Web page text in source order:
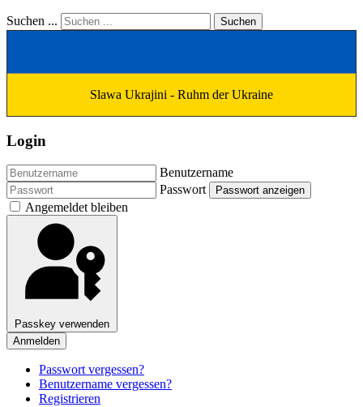
Suchen ... Suchen
Slawa Ukrajini - Ruhm der Ukraine
Login
Benutzername
Passwort
Passwort anzeigen
Angemeldet bleiben
Passkey verwenden
Anmelden
Passwort vergessen?
Benutzername vergessen?
Registrieren